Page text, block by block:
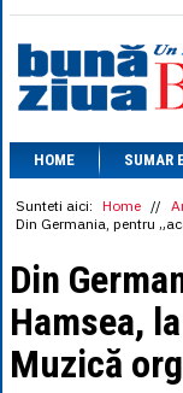
HOME SUMAR
Sunteti aici: Home //
Din Germania, pentru
Din
Hamsea,
Muzică